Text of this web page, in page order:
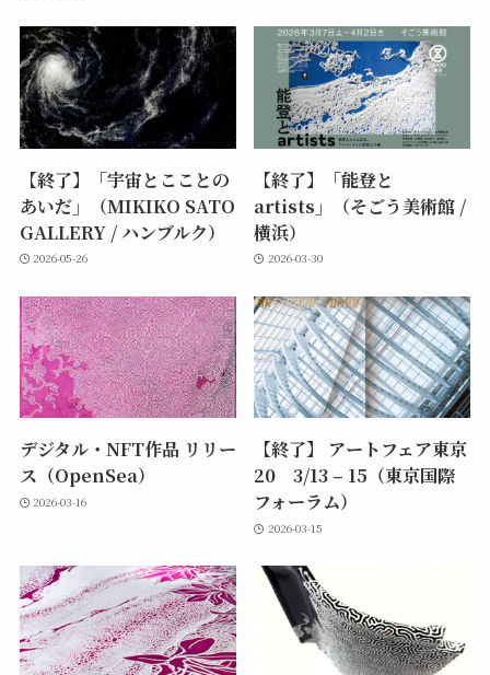
【終了】「宇宙とこことの
あいだ」（MIKIKO SATO
GALLERY / ハンブルク）
2026-05-26
【終了】「能登と
artists」（そごう美術館 /
横浜）
2026-03-30
デジタル・NFT作品 リリー
ス（OpenSea）
2026-03-16
【終了】 アートフェア東京
20 3/13 – 15（東京国際
フォーラム）
2026-03-15